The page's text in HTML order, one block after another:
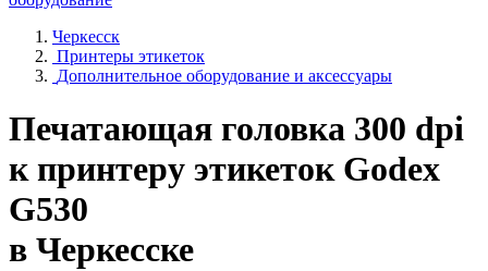
Черкесск
Принтеры этикеток
Дополнительное оборудование и аксессуары
Печатающая головка 300 dpi
к принтеру этикеток Godex
G530
в Черкесске